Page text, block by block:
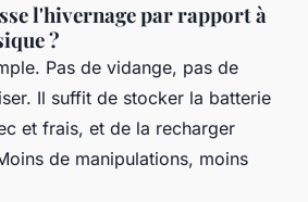
l'hivernage par rapport à
?
Pas de vidange, pas de
Il suffit de stocker la batterie
et frais, et de la recharger
de manipulations, moins